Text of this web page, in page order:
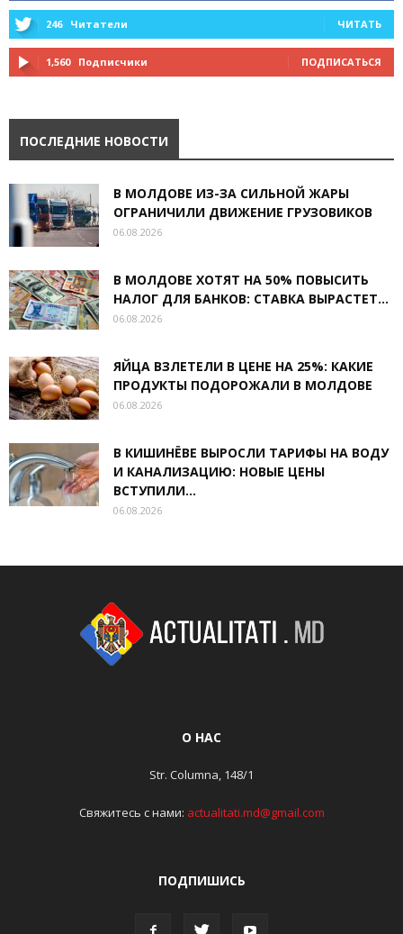
246 Читатели ЧИТАТЬ
1,560 Подписчики ПОДПИСАТЬСЯ
ПОСЛЕДНИЕ НОВОСТИ
В МОЛДОВЕ ИЗ-ЗА СИЛЬНОЙ ЖАРЫ
ОГРАНИЧИЛИ ДВИЖЕНИЕ ГРУЗОВИКОВ
06.08.2026
В МОЛДОВЕ ХОТЯТ НА 50% ПОВЫСИТЬ
НАЛОГ ДЛЯ БАНКОВ: СТАВКА ВЫРАСТЕТ...
06.08.2026
ЯЙЦА ВЗЛЕТЕЛИ В ЦЕНЕ НА 25%: КАКИЕ
ПРОДУКТЫ ПОДОРОЖАЛИ В МОЛДОВЕ
06.08.2026
В КИШИНЁВЕ ВЫРОСЛИ ТАРИФЫ НА ВОДУ
И КАНАЛИЗАЦИЮ: НОВЫЕ ЦЕНЫ
ВСТУПИЛИ...
06.08.2026
О НАС
Str. Columna, 148/1
Свяжитесь с нами: actualitati.md@gmail.com
ПОДПИШИСЬ